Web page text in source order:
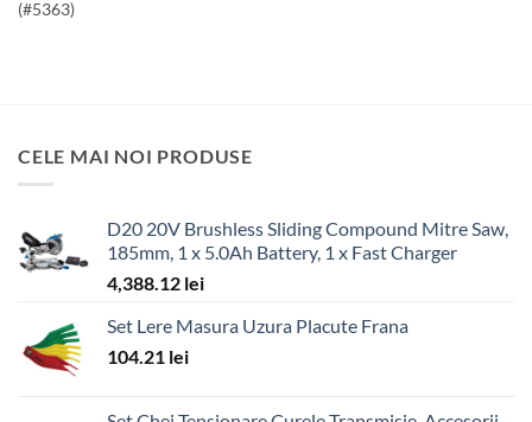
(#5363)
CELE MAI NOI PRODUSE
D20 20V Brushless Sliding Compound Mitre Saw,
185mm, 1 x 5.0Ah Battery, 1 x Fast Charger
4,388.12 lei
Set Lere Masura Uzura Placute Frana
104.21 lei